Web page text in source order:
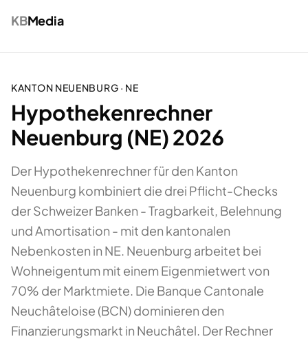
KBMedia
KANTON NEUENBURG · NE
Hypothekenrechner
Neuenburg (NE) 2026
Der Hypothekenrechner für den Kanton
Neuenburg kombiniert die drei Pflicht-Checks
der Schweizer Banken - Tragbarkeit, Belehnung
und Amortisation - mit den kantonalen
Nebenkosten in NE. Neuenburg arbeitet bei
Wohneigentum mit einem Eigenmietwert von
70% der Marktmiete. Die Banque Cantonale
Neuchâteloise (BCN) dominieren den
Finanzierungsmarkt in Neuchâtel. Der Rechner